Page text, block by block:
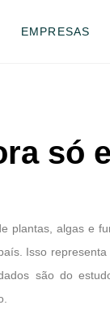
EMPRESAS
só
plantas, algas e
Isso
são do